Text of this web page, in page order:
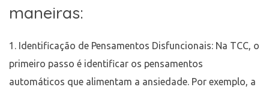
maneiras:
Identificação de Pensamentos Disfuncionais: Na TCC, o
primeiro passo é identificar os pensamentos
automáticos que alimentam a ansiedade. Por exemplo, a